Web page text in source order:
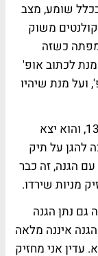
שומע, מצב
משוק
מפתה כשזה
לכתוב אופ'
ועל מנת שיהיו
בהתאם לכך, מדד המעוף לא עלה מעל 1350, והוא יצא
להגן על תיק
קול 1360 ומעלה עם הגנה, זה כבר
1300 להגנה, זה גם נתן הגנה
איננה מלאה
מ-1300 באופן מלא. עדין אני מחזיק